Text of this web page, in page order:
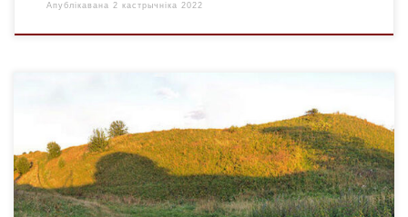
Апублікавана 2 кастрычніка 2022
Друцк (летапісны Дрютьск, Дрьтеск, Дрьютск)
старажытны горад Полацкай зямлі каля в. Друцк
Талачынскага р-на Віцебскай вобл., на высокім правым
беразе р. Друць. Паводле запісу ў Друцкім евангеллі 14 ст.
існаваў ужо ў канцы 10 ст. 3 1130-х г. цэнтр Друцкага